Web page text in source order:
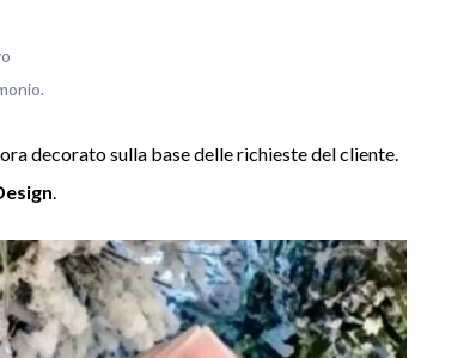
decorato sulla base delle richieste del cliente.
.